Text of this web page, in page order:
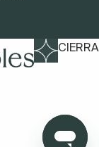
CIERRA